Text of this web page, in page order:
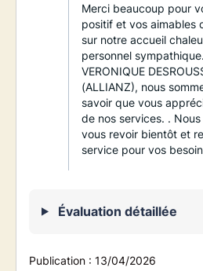
Merci beaucoup pour
positif et vos aimables
sur notre accueil
personnel
VERONIQUE
(ALLIANZ), nous
savoir que vous
de nos services. .
vous revoir bientôt et
service pour vos
Évaluation détaillée
Publication : 13/04/2026